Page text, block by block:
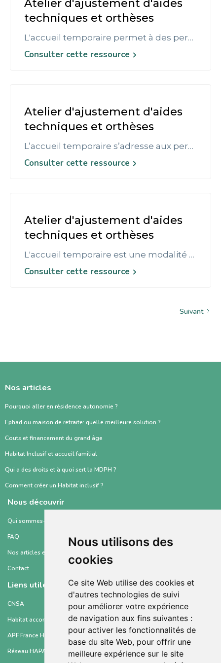
Nous utilisons des
cookies
Ce site Web utilise des cookies et
d'autres technologies de suivi
pour améliorer votre expérience
de navigation aux fins suivantes :
pour activer les fonctionnalités de
base du site Web, pour offrir une
meilleure expérience sur le site
Atelier d'ajustement d'aides
techniques et orthèses
L'accueil temporaire permet à des personnes en situation de handicap de tous âges d'être accueillies dans un établissement pour une durée limitée avec ou sans hébergement. Pour y être admis, il faut en faire la demande auprès de la maison départementale des personnes handicapées (MDPH). Une participation aux frais d'accueil est parfois exigée.
Consulter cette ressource
Atelier d'ajustement d'aides
techniques et orthèses
L’accueil temporaire s’adresse aux personnes en situation de handicap de moins de 60 ans. Il permet à une personne en situation de handicap d’être aidée à son domicile ou accueillie dans un lieu adapté de façon ponctuelle. Les lieux adaptés Les structures d’accueil temporaire remplissent quatre missions : Développer ou maintenir les acquis et l’autonomie de la personne accueillie Faciliter ou préserver son intégration sociale Proposer une solution d’urgence ou non à une interruption momentanée de prise en charge Organiser pour l’aidant familial des périodes de répit Le type d’accueil est proposé au sein des établissement médico-sociaux tels que: IME ( Institut Médicoéducatif) EAM (Etablissement d’accueil médicalisé) et EANM (Etablissement d’accueil non médicalisé) Maison d’accueil temporaire Etablissements spécifiquement dédies
Consulter cette ressource
Atelier d'ajustement d'aides
techniques et orthèses
L'accueil temporaire est une modalité d’accueil relativement récente destiné: − à permettre aux familles de « souffler »le temps d’un week-end, ou d’une ou plusieurs semaines en relayant les professionnels ou les aidants familiaux assurant habituellement la prise en charge ; − à faire face à des situations d’urgence en proposant une réponse à une interruption momentanée de prise en charge : absence de la famille ou de l’aidant habituel (maladie, incapacité, hospitalisation …) ; − à assurer un séjour de rupture qui va permettre à un résident de changer d’établissement ; − à organiser des périodes de répit ou de transition entre deux prises en charge ; − à trouver une réponse à une modification ponctuelle des besoins. L’accueil temporaire s’entend comme un accueil organisé pour une durée limitée au maximum à90 jours par an, à temps complet ou à temps partiel, avec ou sans hébergement, y compris en accueil de jour, avec l’objectif de développer ou maintenir les acquis et l’autonomie de la personne accueillie et de faciliter ou préserver son intégration sociale.
Consulter cette ressource
Suivant
Nos articles
Pourquoi aller en résidence autonomie ?
Ephad ou maison de retraite: quelle meilleure solution ?
Couts et financement du grand âge
Habitat Inclusif et accueil familial
Qui a des droits et à quoi sert la MDPH ?
Comment créer un Habitat inclusif ?
Nous découvrir
Qui sommes-nous ?
FAQ
Nos articles et ressources
Contact
Liens utiles
CNSA
Habitat accompagné et partagé API
APF France Handicap
Réseau HAPA